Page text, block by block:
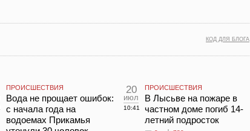
КОД ДЛЯ БЛОГА
ПРОИСШЕСТВИЯ
Вода не прощает ошибок:
с начала года на
водоемах Прикамья
20
июл
10:41
ПРОИСШЕСТВИЯ
В Лысьве на пожаре в
частном доме погиб 14-
летний подросток